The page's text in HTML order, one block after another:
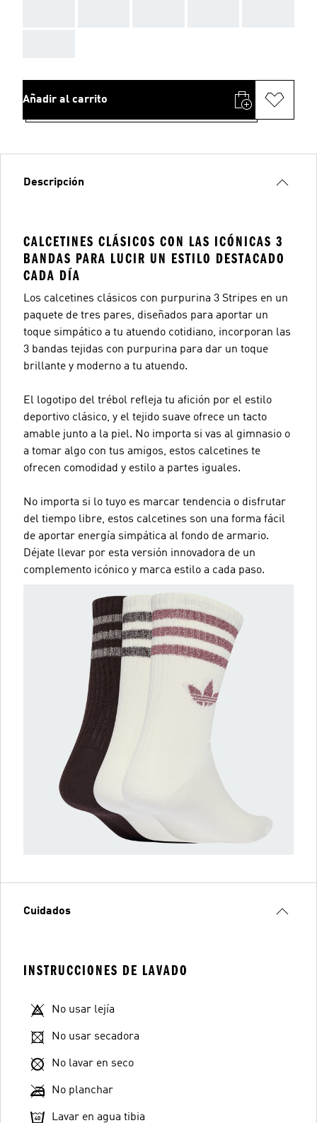
Añadir al carrito
Descripción
CALCETINES CLÁSICOS CON LAS ICÓNICAS 3
BANDAS PARA LUCIR UN ESTILO DESTACADO
CADA DÍA
Los calcetines clásicos con purpurina 3 Stripes en un
paquete de tres pares, diseñados para aportar un
toque simpático a tu atuendo cotidiano, incorporan las
3 bandas tejidas con purpurina para dar un toque
brillante y moderno a tu atuendo.
El logotipo del trébol refleja tu afición por el estilo
deportivo clásico, y el tejido suave ofrece un tacto
amable junto a la piel. No importa si vas al gimnasio o
a tomar algo con tus amigos, estos calcetines te
ofrecen comodidad y estilo a partes iguales.
No importa si lo tuyo es marcar tendencia o disfrutar
del tiempo libre, estos calcetines son una forma fácil
de aportar energía simpática al fondo de armario.
Déjate llevar por esta versión innovadora de un
complemento icónico y marca estilo a cada paso.
Cuidados
INSTRUCCIONES DE LAVADO
No usar lejía
No usar secadora
No lavar en seco
No planchar
Lavar en agua tibia